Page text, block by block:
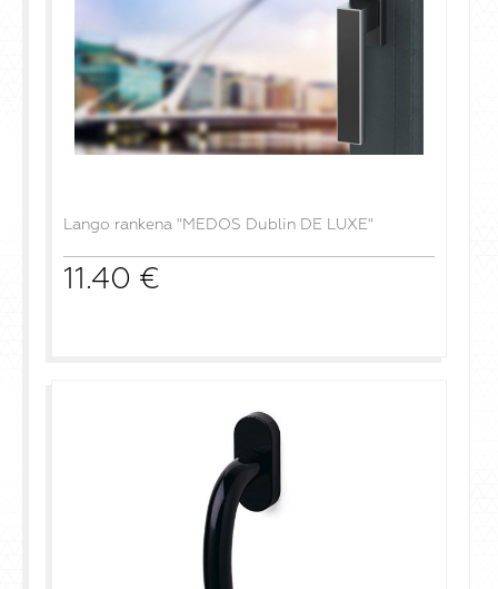
Lango rankena "MEDOS Dublin DE LUXE"
11.40 €